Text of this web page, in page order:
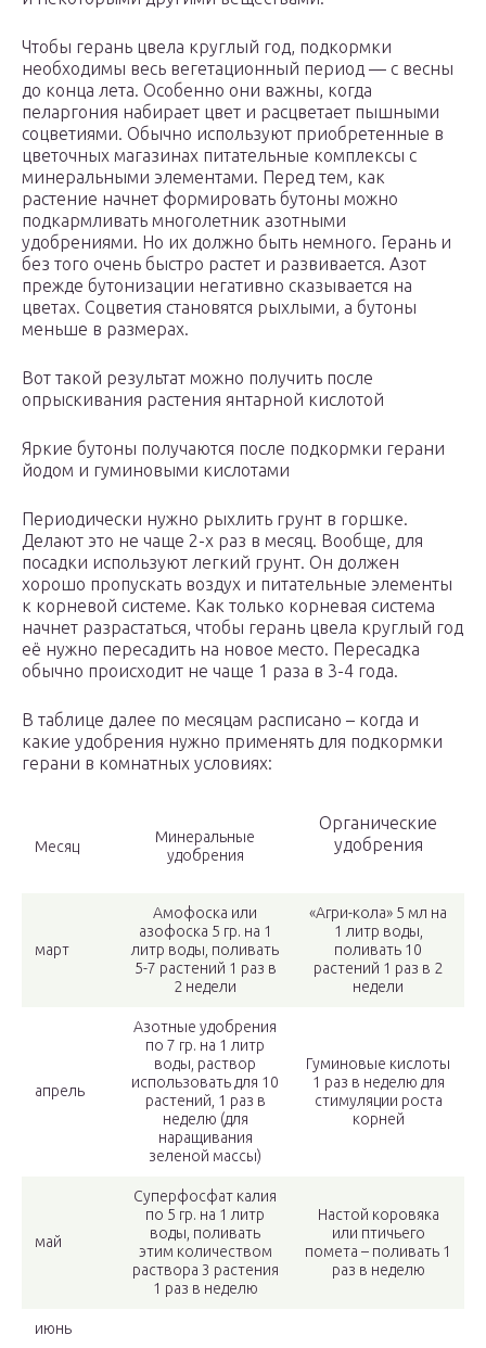
Чтобы герань цвела круглый год, подкормки
необходимы весь вегетационный период — с весны
до конца лета. Особенно они важны, когда
пеларгония набирает цвет и расцветает пышными
соцветиями. Обычно используют приобретенные в
цветочных магазинах питательные комплексы с
минеральными элементами. Перед тем, как
растение начнет формировать бутоны можно
подкармливать многолетник азотными
удобрениями. Но их должно быть немного. Герань и
без того очень быстро растет и развивается. Азот
прежде бутонизации негативно сказывается на
цветах. Соцветия становятся рыхлыми, а бутоны
меньше в размерах.
Вот такой результат можно получить после
опрыскивания растения янтарной кислотой
Яркие бутоны получаются после подкормки герани
йодом и гуминовыми кислотами
Периодически нужно рыхлить грунт в горшке.
Делают это не чаще 2-х раз в месяц. Вообще, для
посадки используют легкий грунт. Он должен
хорошо пропускать воздух и питательные элементы
к корневой системе. Как только корневая система
начнет разрастаться, чтобы герань цвела круглый год
её нужно пересадить на новое место. Пересадка
обычно происходит не чаще 1 раза в 3-4 года.
В таблице далее по месяцам расписано – когда и
какие удобрения нужно применять для подкормки
герани в комнатных условиях:
Месяц
Минеральные
удобрения
Органические
удобрения
март
Амофоска или
азофоска 5 гр. на 1
литр воды, поливать
5-7 растений 1 раз в
2 недели
«Агри-кола» 5 мл на
1 литр воды,
поливать 10
растений 1 раз в 2
недели
апрель
Азотные удобрения
по 7 гр. на 1 литр
воды, раствор
использовать для 10
растений, 1 раз в
неделю (для
наращивания
зеленой массы)
Гуминовые кислоты
1 раз в неделю для
стимуляции роста
корней
май
Суперфосфат калия
по 5 гр. на 1 литр
воды, поливать
этим количеством
раствора 3 растения
1 раз в неделю
Настой коровяка
или птичьего
помета – поливать 1
раз в неделю
июнь